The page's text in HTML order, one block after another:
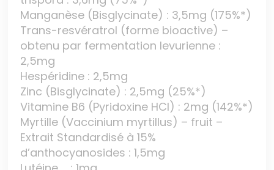
Manganèse (Bisglycinate) : 3,5mg (175%*)
Trans-resvératrol (forme bioactive) –
obtenu par fermentation levurienne :
2,5mg
Hespéridine : 2,5mg
Zinc (Bisglycinate) : 2,5mg (25%*)
Vitamine B6 (Pyridoxine HCl) : 2mg (142%*)
Myrtille (Vaccinium myrtillus) – fruit –
Extrait Standardisé à 15%
d’anthocyanosides : 1,5mg